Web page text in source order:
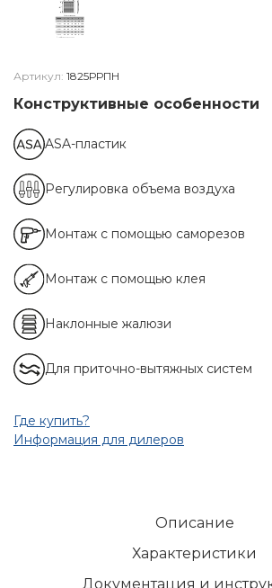
Артикул: 1825РРПН
Конструктивные особенности
ASA-пластик
Регулировка объема воздуха
Монтаж с помощью саморезов
Монтаж с помощью клея
Наклонные жалюзи
Для приточно-вытяжных систем
Где купить?
Информация для дилеров
Описание
Характеристики
Документация и